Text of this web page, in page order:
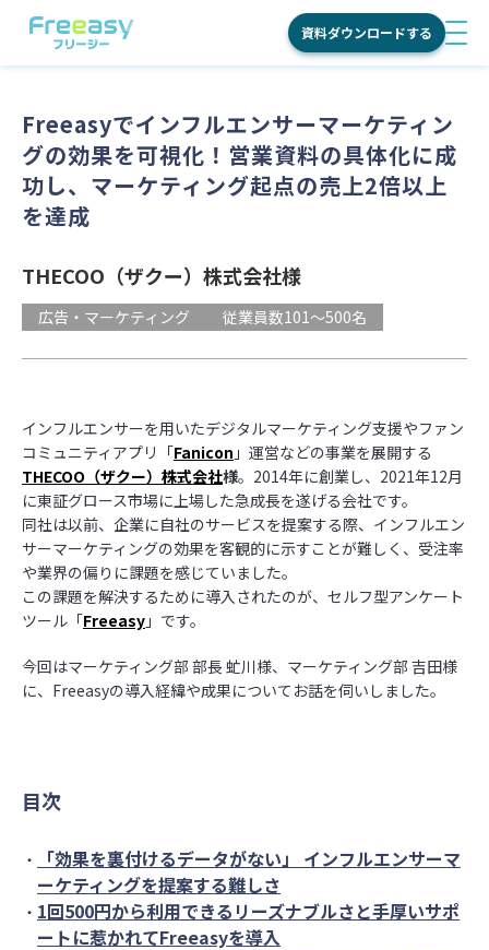
国内調査
海外調査
特長
る理由
ご利用の
オンライ
ンインタ
ビュー
集計ツー
ル
アンケー
トフォー
ム
ティ
活用シーン
活用目的別
ランド理
解
広告・デ
ザインの
検証
提案・意
思決定
広報・情
報発信
お役立ち情報
お役立ち
資料
ブログ
調査レポ
セミナー
よくあるご質問
ロ
イ
お
資料ダウンロードする
Freeasyでインフルエンサーマーケティン
グの効果を可視化！営業資料の具体化に成
功し、マーケティング起点の売上2倍以上
を達成
THECOO（ザクー）株式会社様
広告・マーケティング 従業員数101～500名
インフルエンサーを用いたデジタルマーケティング支援やファン
コミュニティアプリ「Fanicon 」運営などの事業を展開する
THECOO（ザクー）株式会社様。2014年に創業し、2021年12月
に東証グロース市場に上場した急成長を遂げる会社です。
同社は以前、企業に自社のサービスを提案する際、インフルエン
サーマーケティングの効果を客観的に示すことが難しく、受注率
や業界の偏りに課題を感じていました。
この課題を解決するために導入されたのが、セルフ型アンケート
ツール「Freeasy 」です。
今回はマーケティング部 部長 虻川様、マーケティング部 吉田様
に、Freeasyの導入経緯や成果についてお話を伺いしました。
目次
「効果を裏付けるデータがない」 インフルエンサーマ
ーケティングを提案する難しさ
1回500円から利用できるリーズナブルさと手厚いサポ
ートに惹かれてFreeasyを導入